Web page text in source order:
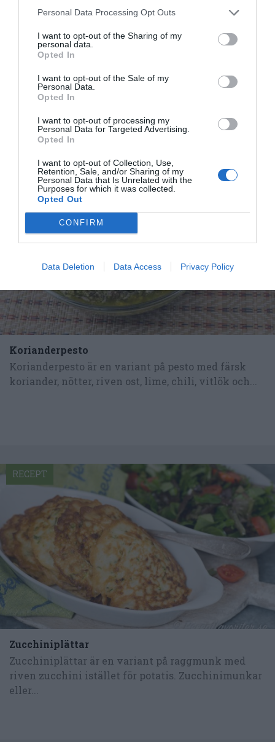
Personal Data Processing Opt Outs
I want to opt-out of the Sharing of my
personal data.
Opted In
I want to opt-out of the Sale of my
Personal Data.
Opted In
I want to opt-out of processing my
Personal Data for Targeted Advertising.
Opted In
I want to opt-out of Collection, Use,
Retention, Sale, and/or Sharing of my
Personal Data that Is Unrelated with the
Purposes for which it was collected.
Opted Out
CONFIRM
Data Deletion Data Access Privacy Policy
restauranghögskolan i Grythyttan. På denna sida
smaker - noviser som hemmakockar. Alla recept
har jag provlagat, skrivit och fotat så att du ska
om mig.
Tillbehör och liknande:
Korianderpesto
Korianderpesto är en variant på pesto med färsk
koriander, nötter, riven ost, lime, chili, vitlök och...
RECEPT
Zucchiniplättar
Zucchiniplättar är en variant på raggmunk med
riven zucchini istället för potatis. Zucchinimunkar
eller...
RECEPT